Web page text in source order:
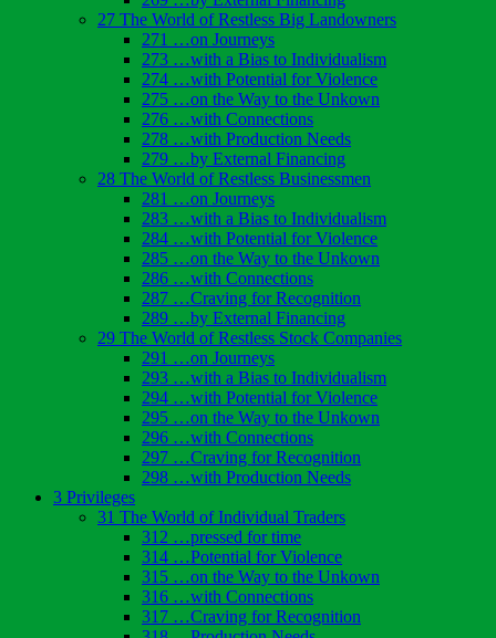
27 The World of Restless Big Landowners
271 …on Journeys
273 …with a Bias to Individualism
274 …with Potential for Violence
275 …on the Way to the Unkown
276 …with Connections
278 …with Production Needs
279 …by External Financing
28 The World of Restless Businessmen
281 …on Journeys
283 …with a Bias to Individualism
284 …with Potential for Violence
285 …on the Way to the Unkown
286 …with Connections
287 …Craving for Recognition
289 …by External Financing
29 The World of Restless Stock Companies
291 …on Journeys
293 …with a Bias to Individualism
294 …with Potential for Violence
295 …on the Way to the Unkown
296 …with Connections
297 …Craving for Recognition
298 …with Production Needs
3 Privileges
31 The World of Individual Traders
312 …pressed for time
314 …Potential for Violence
315 …on the Way to the Unkown
316 …with Connections
317 …Craving for Recognition